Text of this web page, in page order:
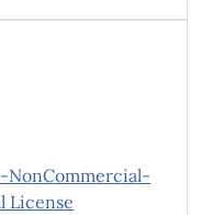
NonCommercial-
License